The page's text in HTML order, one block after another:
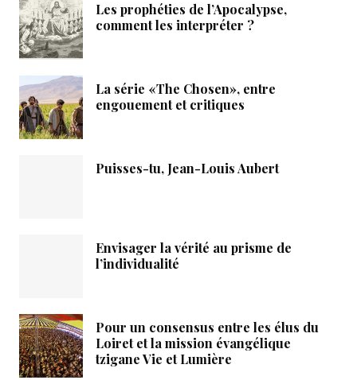
Les prophéties de l’Apocalypse,
comment les interpréter ?
La série «The Chosen», entre
engouement et critiques
Puisses-tu, Jean-Louis Aubert
Envisager la vérité au prisme de
l’individualité
Pour un consensus entre les élus du
Loiret et la mission évangélique
tzigane Vie et Lumière